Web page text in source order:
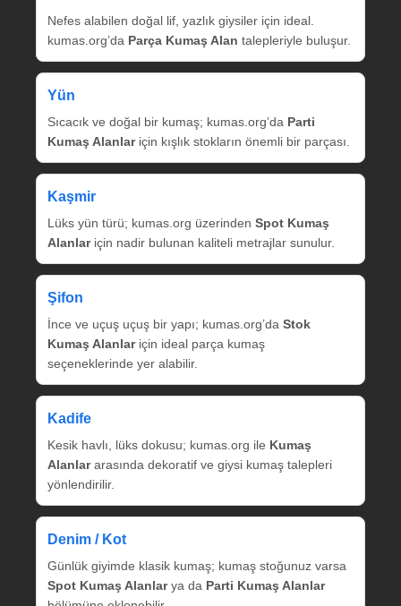
Nefes alabilen doğal lif, yazlık giysiler için ideal.
kumas.org’da Parça Kumaş Alan talepleriyle buluşur.
Yün
Sıcacık ve doğal bir kumaş; kumas.org’da Parti
Kumaş Alanlariçin kışlık stokların önemli bir parçası.
Kaşmir
Lüks yün türü; kumas.org üzerinden Spot Kumaş
Alanlariçin nadir bulunan kaliteli metrajlar sunulur.
Şifon
İnce ve uçuş uçuş bir yapı; kumas.org’da Stok
Kumaş Alanlariçin ideal parça kumaş
seçeneklerinde yer alabilir.
Kadife
Kesik havlı, lüks dokusu; kumas.org ile Kumaş
Alanlararasında dekoratif ve giysi kumaş talepleri
yönlendirilir.
Denim / Kot
Günlük giyimde klasik kumaş; kumaş stoğunuz varsa
Spot Kumaş Alanlarya da Parti Kumaş Alanlar